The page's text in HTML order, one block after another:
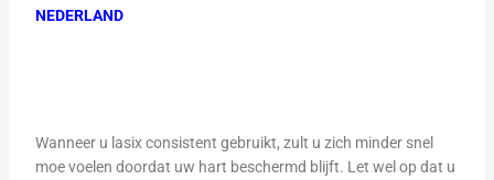
NEDERLAND
Wanneer u lasix consistent gebruikt, zult u zich minder snel
moe voelen doordat uw hart beschermd blijft. Let wel op dat u